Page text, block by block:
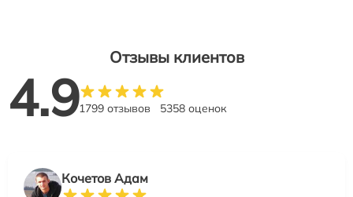
Отзывы клиентов
4.91799 отзывов 5358 оценок
Кочетов Адам